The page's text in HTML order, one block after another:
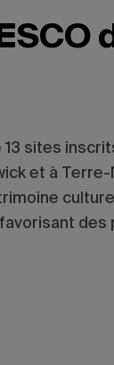
13 sites
et à
des